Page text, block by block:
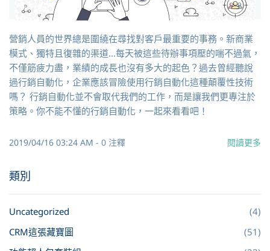
營銷人員的世界總是圍繞在尋找對客戶最重要的事務。新商業
模式、獨特且復雜的渠道…每天被這些待辦事項壓的喘不過氣，
不僅筋疲力盡，業績的成長也沒有多大的起色？過去曾經聽說
過行銷自動化，企業應該冒險使用行銷自動化這種顛覆性技術
嗎？ 行銷自動化並不會取代我們的工作，而是讓我們更專注於
策略。你不能不懂的行銷自動化，一起來看看吧！
2019/04/16 03:24 AM - 0 注釋 閱讀更多
類別
Uncategorized
(4)
CRM這張藏寶圖
(51)